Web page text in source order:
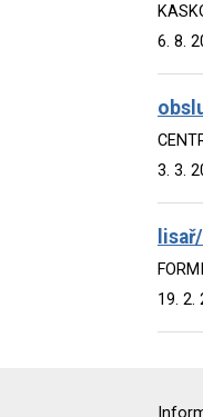
6. 8.
3. 3.
19. 2.